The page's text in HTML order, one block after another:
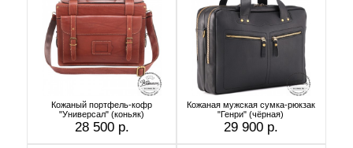
Кожаный портфель-кофр
"Универсал" (коньяк)
28 500 р.
Кожаная мужская сумка-рюкзак
"Генри" (чёрная)
29 900 р.